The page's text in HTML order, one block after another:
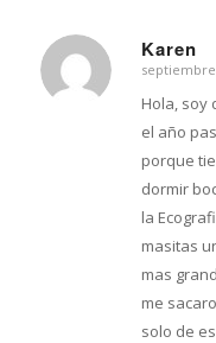
Karen
Dice:
septiembre
Hola, soy
el año
porque
dormir
la
masitas
mas
me
solo de